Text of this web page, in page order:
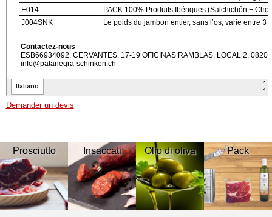
Demander un devis
Prosciutto Insaccati Olio di oliva Pack